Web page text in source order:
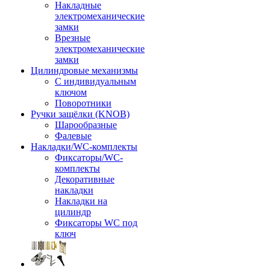
Накладные
электромеханические
замки
Врезные
электромеханические
замки
Цилиндровые механизмы
С индивидуальным
ключом
Поворотники
Ручки защёлки (KNOB)
Шарообразные
Фалевые
Накладки/WC-комплекты
Фиксаторы/WC-
комплекты
Декоративные
накладки
Накладки на
цилиндр
Фиксаторы WC под
ключ